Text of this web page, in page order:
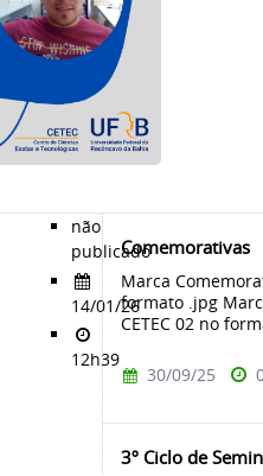
não
publicado
14/01/26
12h39
Comemorativas
Marca
formato .jpg
CETEC 02 no
30/09/25
3º Ciclo de